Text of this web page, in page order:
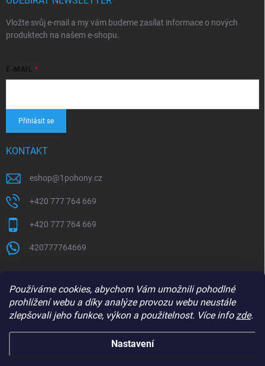
Používáme cookies, abychom Vám umožnili pohodlné
prohlížení webu a díky analýze provozu webu neustále
zlepšovali jeho funkce, výkon a použitelnost. Více infozde.
Nastavení
Vložte svůj e-mail a my vám budeme zasílat informace o nových
produktech na našem e-shopu.
E-MAIL
Přihlásit se
KONTAKT
eshop@1pohony.cz
+420 777 764 669
+420 777 764 669
420777764669